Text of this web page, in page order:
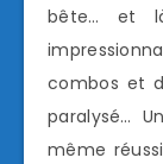
bête… et
combos et
paralysé…
même